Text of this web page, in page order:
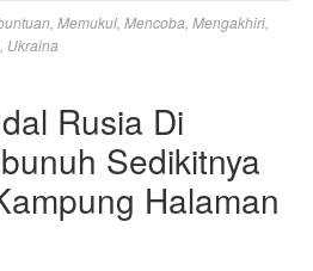
Memukul Mencoba Mengakhiri
Ukraina
Rusia Di
Sedikitnya
Halaman